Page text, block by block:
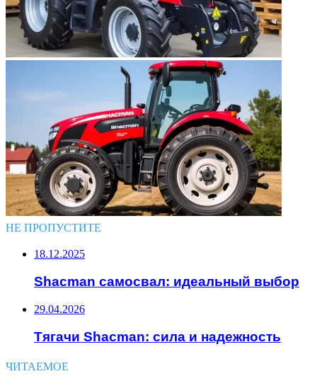
НЕ ПРОПУСТИТЕ
18.12.2025
Shacman самосвал: идеальный выбор
29.04.2026
Тягачи Shacman: сила и надежность
ЧИТАЕМОЕ